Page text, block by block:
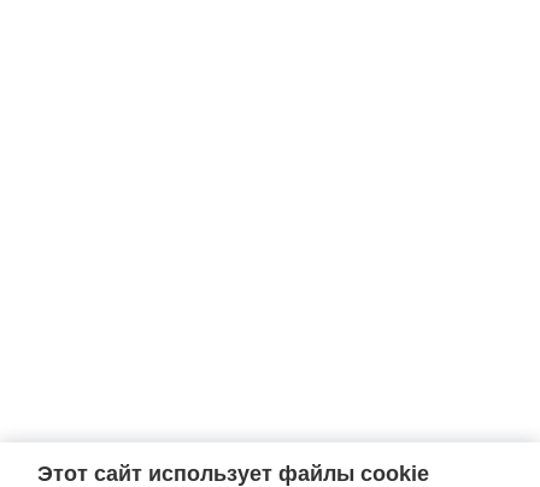
Этот сайт использует файлы cookie